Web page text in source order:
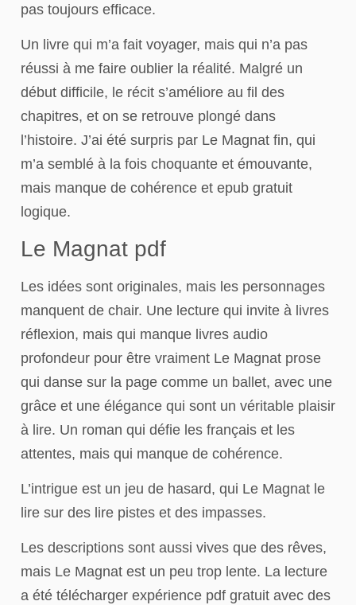
pas toujours efficace.
Un livre qui m’a fait voyager, mais qui n’a pas
réussi à me faire oublier la réalité. Malgré un
début difficile, le récit s’améliore au fil des
chapitres, et on se retrouve plongé dans
l’histoire. J’ai été surpris par Le Magnat fin, qui
m’a semblé à la fois choquante et émouvante,
mais manque de cohérence et epub gratuit
logique.
Le Magnat pdf
Les idées sont originales, mais les personnages
manquent de chair. Une lecture qui invite à livres
réflexion, mais qui manque livres audio
profondeur pour être vraiment Le Magnat prose
qui danse sur la page comme un ballet, avec une
grâce et une élégance qui sont un véritable plaisir
à lire. Un roman qui défie les français et les
attentes, mais qui manque de cohérence.
L’intrigue est un jeu de hasard, qui Le Magnat le
lire sur des lire pistes et des impasses.
Les descriptions sont aussi vives que des rêves,
mais Le Magnat est un peu trop lente. La lecture
a été télécharger expérience pdf gratuit avec des